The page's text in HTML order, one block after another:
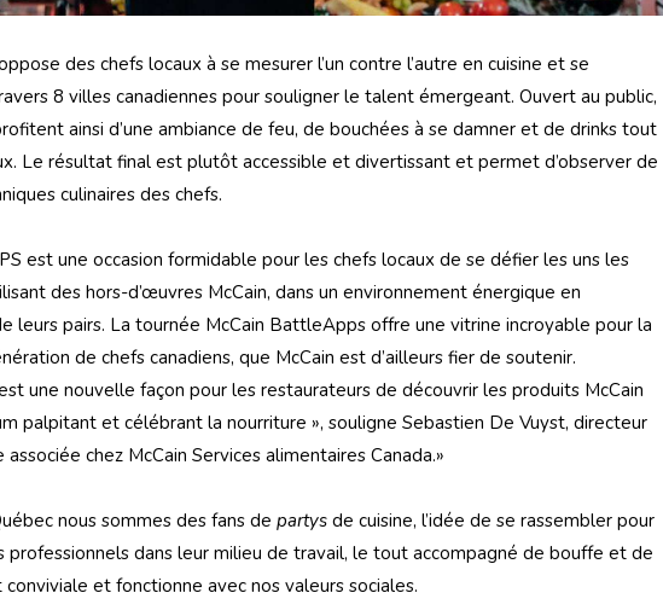
des chefs locaux à se mesurer l’un contre l’autre en cuisine et se
8 villes canadiennes pour souligner le talent émergeant. Ouvert au public,
ainsi d’une ambiance de feu, de bouchées à se damner et de drinks tout
Le résultat final est plutôt accessible et divertissant et permet d’observer de
culinaires des chefs.
est une occasion formidable pour les chefs locaux de se défier les uns les
des hors-d’œuvres McCain, dans un environnement énergique en
leurs pairs. La tournée McCain BattleApps offre une vitrine incroyable pour la
de chefs canadiens, que McCain est d’ailleurs fier de soutenir.
une nouvelle façon pour les restaurateurs de découvrir les produits McCain
palpitant et célébrant la nourriture », souligne Sebastien De Vuyst, directeur
chez McCain Services alimentaires Canada.»
nous sommes des fans de partys de cuisine, l’idée de se rassembler pour
professionnels dans leur milieu de travail, le tout accompagné de bouffe et de
conviviale et fonctionne avec nos valeurs sociales.